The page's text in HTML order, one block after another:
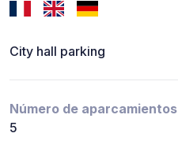
City hall parking
Número de aparcamientos
5